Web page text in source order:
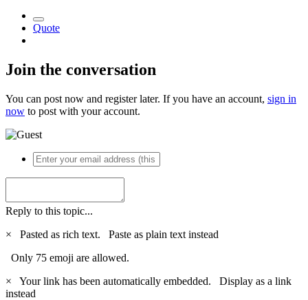
Quote
Join the conversation
You can post now and register later. If you have an account, sign in
now to post with your account.
Reply to this topic...
×
Pasted as rich text. Paste as plain text instead
Only 75 emoji are allowed.
×
Your link has been automatically embedded. Display as a link
instead